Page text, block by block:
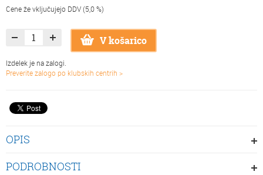
Cene že vključujejo DDV (5,0 %)
V košarico
Izdelek je na zalogi.
Preverite zalogo po klubskih centrih >
OPIS
PODROBNOSTI